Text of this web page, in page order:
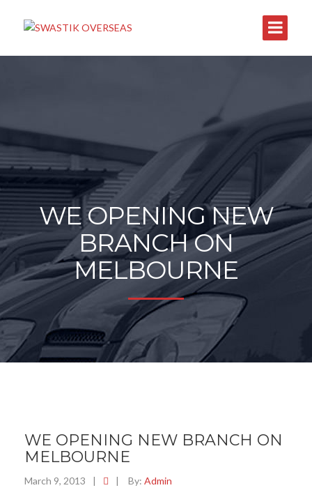
WE OPENING NEW
BRANCH ON
MELBOURNE
WE OPENING NEW BRANCH ON
MELBOURNE
March 9, 2013 | | By: Admin